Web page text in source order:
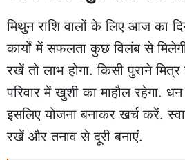
मिथुन राशि वालों के लिए आज का
कार्यों में सफलता कुछ विलंब से
रखें तो लाभ होगा. किसी पुराने
परिवार में खुशी का माहौल रहेगा.
इसलिए योजना बनाकर खर्च करें.
रखें और तनाव से दूरी बनाएं.